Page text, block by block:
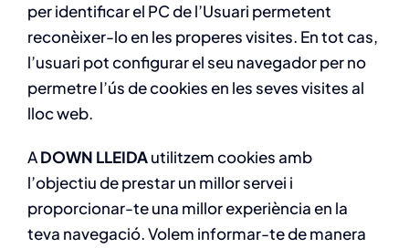
Contacte
per identificar el PC de l’Usuari permetent
reconèixer-lo en les properes visites. En tot cas,
l’usuari pot configurar el seu navegador per no
permetre l’ús de cookies en les seves visites al
lloc web.
ADOWN LLEIDAutilitzem cookies amb
l’objectiu de prestar un millor servei i
proporcionar-te una millor experiència en la
teva navegació. Volem informar-te de manera